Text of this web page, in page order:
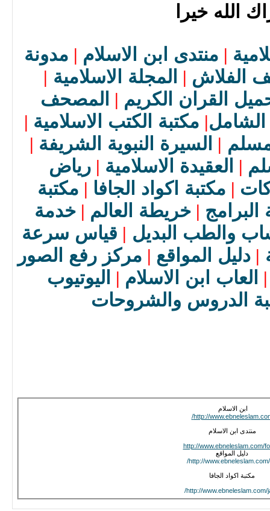
الله خيرا
| منتدى ابن الاسلام | مدونة
الفلاش | المجلة الاسلامية |
القران الكريم |
المصحف
الشامل| مكتبة الكتب الاسلامية |
| السيرة النبوية الشريفة |
| العقيدة الاسلامية |رياض
| مكتبة اكواد الجافا | مكتبة
البرامج | خريطة العالم | خدمة
والطب البديل | قياس سرعة
| دليل المواقع | مركز رفع الصور
| العاب ابن الاسلام |
اليوتيوب
الدروس والشروحات
ابن الاسلام
http://
منتدى ابن الاسلام
http://www.ebneleslam.com/
دليل المواقع
http://www.ebneleslam.com/
مكتبة اكواد الجافا
http://www.ebneleslam.com/